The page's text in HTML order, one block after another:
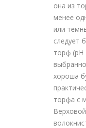
она из
менее
или
следует
торф (рН
хороша
торфа с